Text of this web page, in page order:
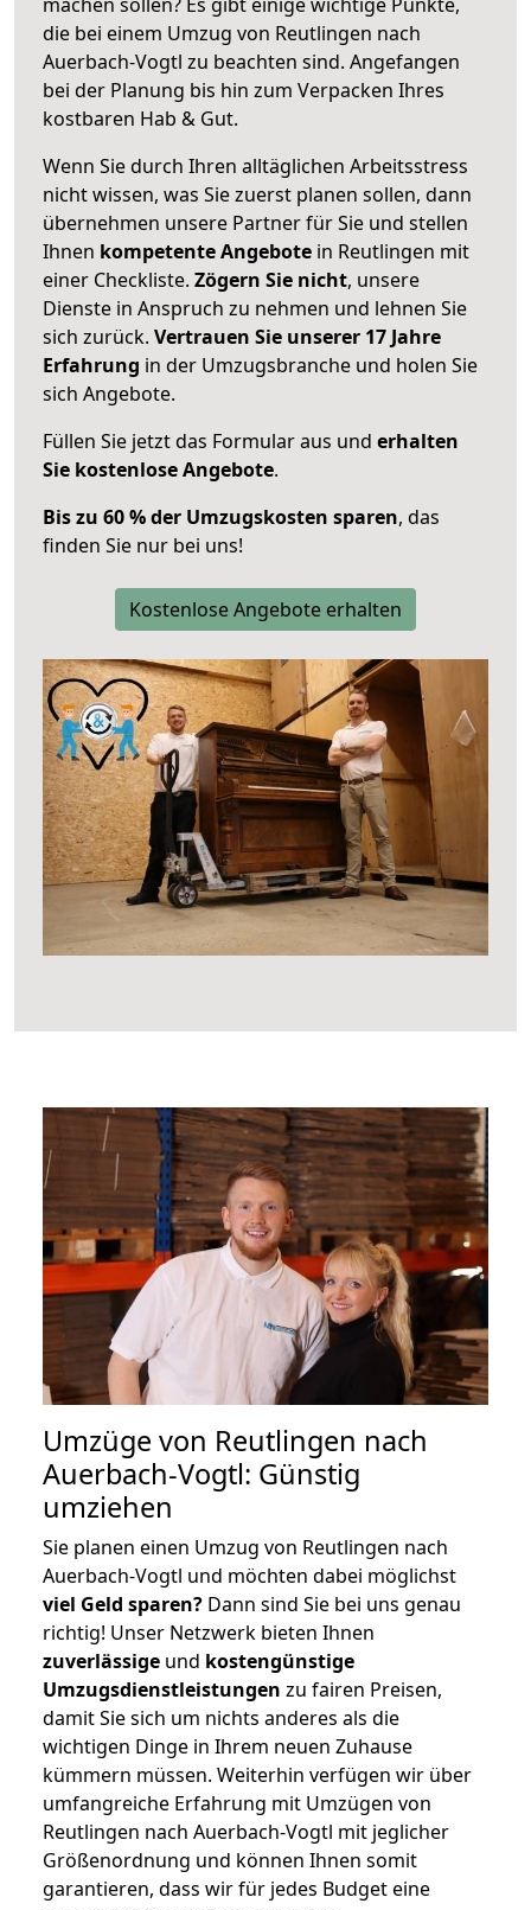
die bei einem Umzug von Reutlingen nach
Auerbach-Vogtl zu beachten sind. Angefangen
bei der Planung bis hin zum Verpacken Ihres
kostbaren Hab & Gut.
Wenn Sie durch Ihren alltäglichen Arbeitsstress
nicht wissen, was Sie zuerst planen sollen, dann
übernehmen unsere Partner für Sie und stellen
Ihnen kompetente Angebote in Reutlingen mit
einer Checkliste. Zögern Sie nicht, unsere
Dienste in Anspruch zu nehmen und lehnen Sie
sich zurück. Vertrauen Sie unserer 17 Jahre
Erfahrung in der Umzugsbranche und holen Sie
sich Angebote.
Füllen Sie jetzt das Formular aus und erhalten
Sie kostenlose Angebote.
Bis zu 60 % der Umzugskosten sparen, das
finden Sie nur bei uns!
Kostenlose Angebote erhalten
Umzüge von Reutlingen nach
Auerbach-Vogtl: Günstig
umziehen
Sie planen einen Umzug von Reutlingen nach
Auerbach-Vogtl und möchten dabei möglichst
viel Geld sparen? Dann sind Sie bei uns genau
richtig! Unser Netzwerk bieten Ihnen
zuverlässige und kostengünstige
Umzugsdienstleistungen zu fairen Preisen,
damit Sie sich um nichts anderes als die
wichtigen Dinge in Ihrem neuen Zuhause
kümmern müssen. Weiterhin verfügen wir über
umfangreiche Erfahrung mit Umzügen von
Reutlingen nach Auerbach-Vogtl mit jeglicher
Größenordnung und können Ihnen somit
garantieren, dass wir für jedes Budget eine